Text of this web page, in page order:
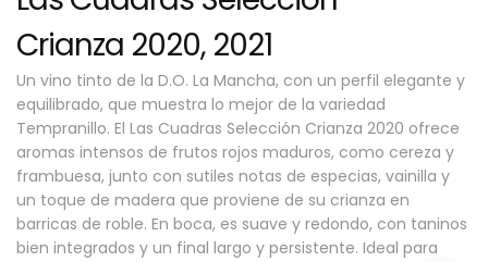
Crianza 2020, 2021
Un vino tinto de la D.O. La Mancha, con un perfil elegante y
equilibrado, que muestra lo mejor de la variedad
Tempranillo. El Las Cuadras Selección Crianza 2020 ofrece
aromas intensos de frutos rojos maduros, como cereza y
frambuesa, junto con sutiles notas de especias, vainilla y
un toque de madera que proviene de su crianza en
barricas de roble. En boca, es suave y redondo, con taninos
bien integrados y un final largo y persistente. Ideal para